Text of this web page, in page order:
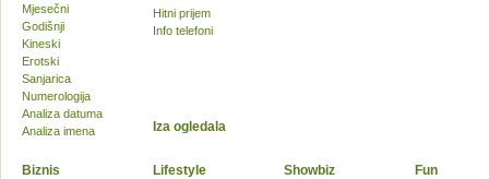
Hitni prijem
Info telefoni
Biznis Lifestyle Showbiz Fun
Mjesečni
Godišnji
Kineski
Erotski
Sanjarica
Numerologija
Analiza datuma
Analiza imena
Iza ogledala